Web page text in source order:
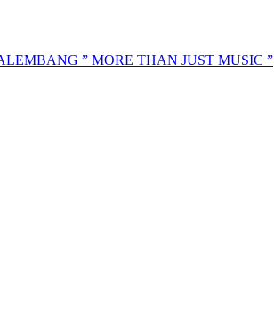
” MORE THAN JUST MUSIC ”